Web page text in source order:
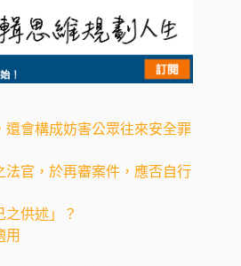
還會構成妨害公眾往來安全罪
法官，於再審案件，應否自行
之供述」？
用